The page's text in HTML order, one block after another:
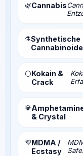
🌿Cannabis
⚗️Synthetische
Cannabinoide
⚪Kokain &
Crack
💎
& Crystal
💜MDMA /
Ecstasy